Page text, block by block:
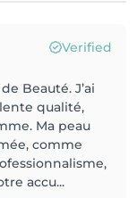
Verified
Beauté. J’ai
qualité,
Ma peau
comme
accu...